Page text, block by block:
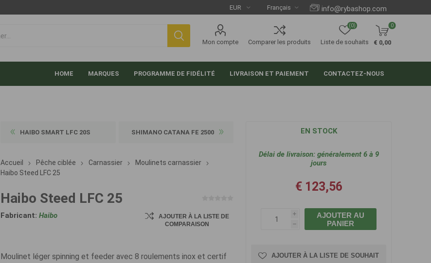
info@rybashop.com
Mon compte Comparer les produits Liste de souhaits
(0) 0
€ 0,00
HOME MARQUES PROGRAMME DE FIDÉLITÉ LIVRAISON ET PAIEMENT CONTACTEZ-NOUS
HAIBO SMART LFC 20S SHIMANO CATANA FE 2500
Accueil Pêche ciblée Carnassier
Moulinets carnassier
Haibo Steed LFC 25
Haibo Steed LFC 25
Fabricant: Haibo
AJOUTER À LA LISTE DE
COMPARAISON
Moulinet léger spinning et feeder avec 8 roulements inox et certif
EN STOCK
Délai de livraison: généralement 6 à 9
jours
€ 123,56
i
h
AJOUTER AU
PANIER
AJOUTER À LA LISTE DE SOUHAIT